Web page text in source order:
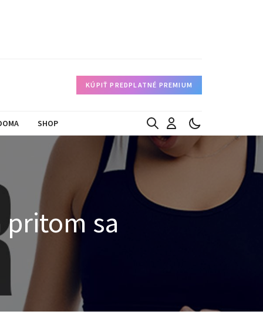
KÚPIŤ PREDPLATNÉ PREMIUM
SHOP
pritom sa